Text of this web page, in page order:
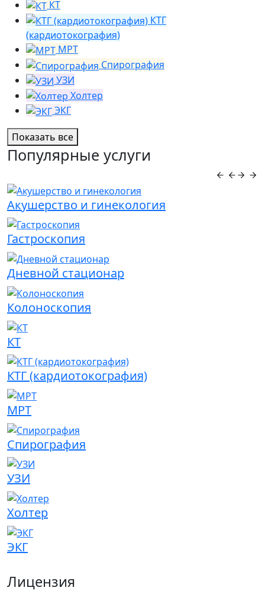
КТ
КТГ
(кардиотокография)
МРТ
Спирография
УЗИ
Холтер
ЭКГ
Показать все
Популярные услуги
Акушерство и гинекология
Гастроскопия
Дневной стационар
Колоноскопия
КТ
КТГ (кардиотокография)
МРТ
Спирография
УЗИ
Холтер
ЭКГ
Лицензия